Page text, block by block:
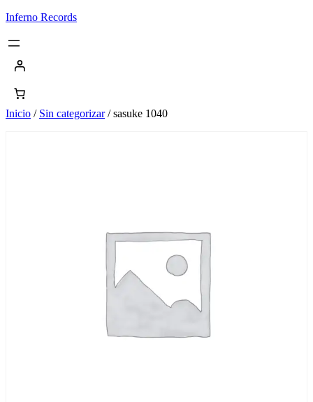
Saltar
contenido
Inferno Records
Inicio / Sin categorizar/ sasuke 1040